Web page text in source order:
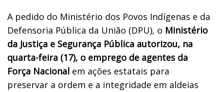
A pedido do Ministério dos Povos Indígenas e da
Defensoria Pública da União (DPU), o Ministério
da Justiça e Segurança Pública autorizou, na
quarta-feira (17), o emprego de agentes da
Força Nacional em ações estatais para
preservar a ordem e a integridade em aldeias